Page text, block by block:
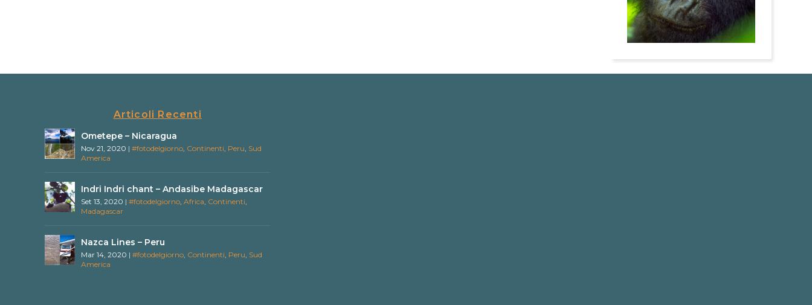
Articoli Recenti
Ometepe – Nicaragua
Nov 21, 2020 |#fotodelgiorno, Continenti, Peru, Sud
America
Indri Indri chant – Andasibe Madagascar
Set 13, 2020 |#fotodelgiorno,Africa, Continenti,
Madagascar
Nazca Lines – Peru
Mar 14, 2020 |#fotodelgiorno, Continenti, Peru, Sud
America